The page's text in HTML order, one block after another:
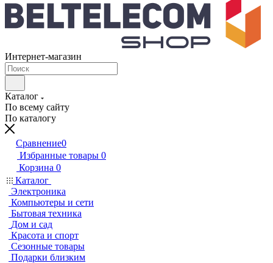
Интернет-магазин
Каталог
По всему сайту
По каталогу
Сравнение0
Избранные товары 0
Корзина 0
Каталог
Электроника
Компьютеры и сети
Бытовая техника
Дом и сад
Красота и спорт
Сезонные товары
Подарки близким